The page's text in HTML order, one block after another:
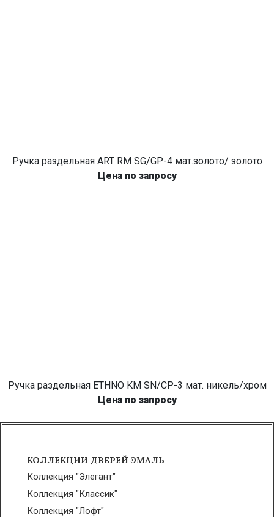
Ручка раздельная ART RM SG/GP-4 мат.золото/ золото
Цена по запросу
Ручка раздельная ETHNO KM SN/CP-3 мат. никель/хром
Цена по запросу
КОЛЛЕКЦИИ ДВЕРЕЙ ЭМАЛЬ
Коллекция "Элегант"
Коллекция "Классик"
Коллекция "Лофт"